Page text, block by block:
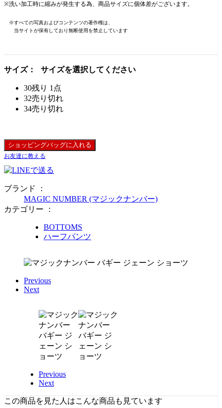
※洗い加工時に縮みが発生する為、商品サイズに個体差がございます。
※すべての写真およびコンテンツの著作権は、
当サイトが保有しており無断使用を禁止しています
サイズ： サイズを選択してください
30残り 1点
32売り切れ
34売り切れ
ショッピングバッグに入れる
お友達に教える
ブランド ：
MAGIC NUMBER (マジックナンバー)
カテゴリー ：
BOTTOMS
ハーフパンツ
Previous
Next
Previous
Next
この商品を見た人はこんな商品も見ています